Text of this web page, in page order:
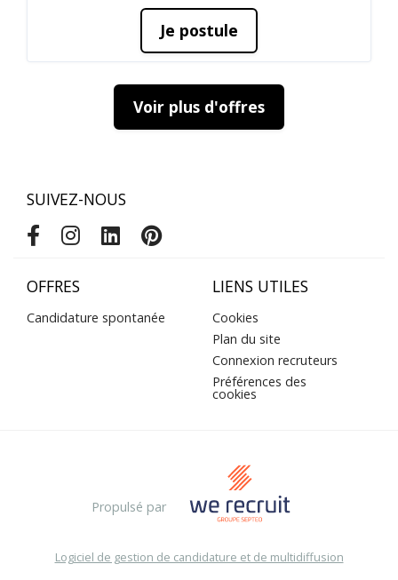
Je postule
Voir plus d'offres
SUIVEZ-NOUS
OFFRES
Candidature spontanée
LIENS UTILES
Cookies
Plan du site
Connexion recruteurs
Préférences des
cookies
Propulsé par
Logiciel de gestion de candidature et de multidiffusion